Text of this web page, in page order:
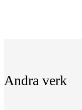
Andra verk